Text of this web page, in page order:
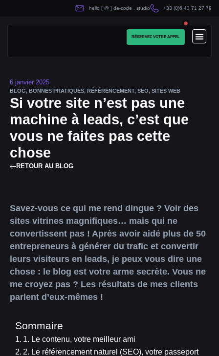
hello [ @ ] de-code . studio +33 (0)6 43 71 27 79
RÉSERVEZ VOTRE APPEL
6 janvier 2025
BLOG, BONNES PRATIQUES, RÉFÉRENCEMENT, SEO, SITES WEB
Si votre site n’est pas une
machine à leads, c’est que
vous ne faites pas cette
chose
RETOUR AU BLOG
Savez-vous ce qui me rend dingue ? Voir des
sites vitrines magnifiques… mais qui ne
convertissent pas ! Après avoir aidé plus de 50
entrepreneurs à générer du trafic et convertir
leurs visiteurs en leads, je peux vous dire une
chose : le blog est votre arme secrète. Vous ne
me croyez pas ? Les résultats de mes clients
parlent d’eux-mêmes !
Sommaire
1. Le contenu, votre meilleur ami
2. Le référencement naturel (SEO), votre passeport